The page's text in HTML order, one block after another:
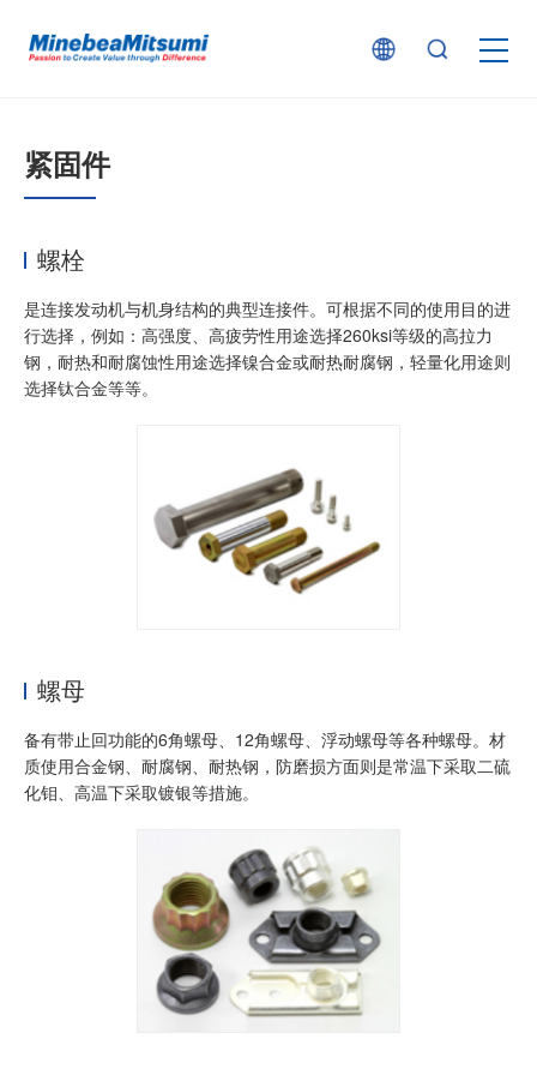
按行业用途查找
技术支持
紧固件
螺栓
是连接发动机与机身结构的典型连接件。可根据不同的使用目的进
行选择，例如：高强度、高疲劳性用途选择260ksi等级的高拉力
钢，耐热和耐腐蚀性用途选择镍合金或耐热耐腐钢，轻量化用途则
选择钛合金等等。
螺母
备有带止回功能的6角螺母、12角螺母、浮动螺母等各种螺母。材
质使用合金钢、耐腐钢、耐热钢，防磨损方面则是常温下采取二硫
化钼、高温下采取镀银等措施。